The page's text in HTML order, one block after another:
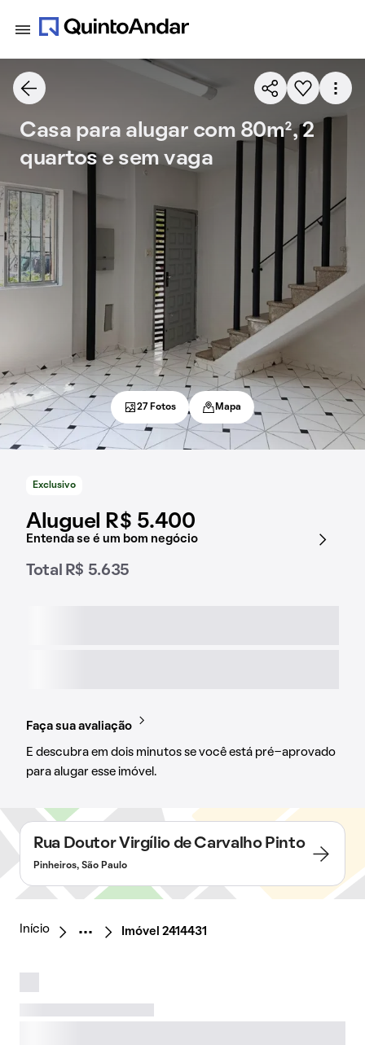
Exclusivo
Aluguel R$ 5.400
Entenda se é um bom negócio
Total R$ 5.635
Faça sua avaliação
E descubra em dois minutos se você está pré-aprovado
para alugar esse imóvel.
Casa para alugar com 80m², 2
quartos e sem vaga
27 Fotos Mapa
Rua Doutor Virgílio de Carvalho Pinto
Pinheiros, São Paulo
Início Imóvel 2414431